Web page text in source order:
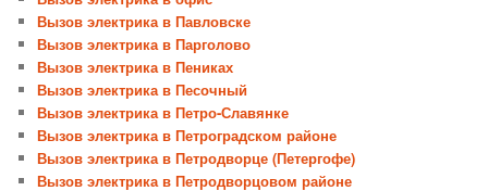
Вызов электрика в Павловске
Вызов электрика в Парголово
Вызов электрика в Пениках
Вызов электрика в Песочный
Вызов электрика в Петро-Славянке
Вызов электрика в Петроградском районе
Вызов электрика в Петродворце (Петергофе)
Вызов электрика в Петродворцовом районе